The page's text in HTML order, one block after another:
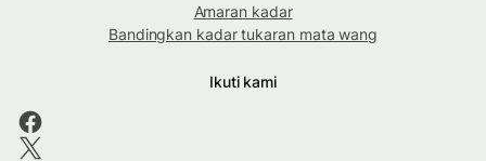
Amaran kadar
Bandingkan kadar tukaran mata wang
Ikuti kami